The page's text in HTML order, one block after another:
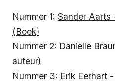
Nummer 1: Sander Aarts
(Boek)
Nummer 2: Danielle
auteur)
Nummer 3: Erik Eerhart